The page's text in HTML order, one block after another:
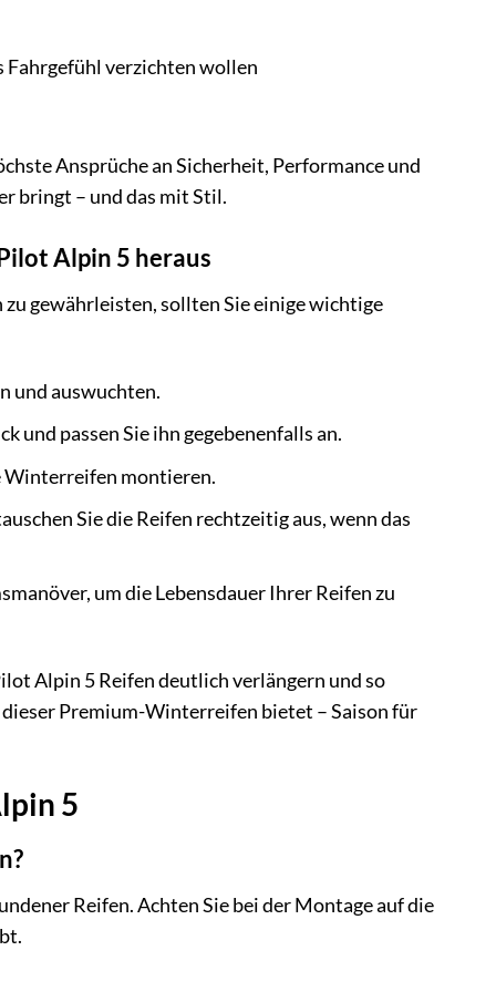
Fahrgefühl verzichten wollen
Ansprüche an Sicherheit, Performance und
bringt – und das mit Stil.
Alpin 5 heraus
gewährleisten, sollten Sie einige wichtige
und auswuchten.
und passen Sie ihn gegebenenfalls an.
Winterreifen montieren.
Sie die Reifen rechtzeitig aus, wenn das
um die Lebensdauer Ihrer Reifen zu
Alpin 5 Reifen deutlich verlängern und so
Premium-Winterreifen bietet – Saison für
5
Reifen. Achten Sie bei der Montage auf die